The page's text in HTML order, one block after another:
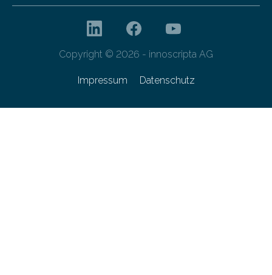
Copyright © 2026 - innoscripta AG
Impressum Datenschutz